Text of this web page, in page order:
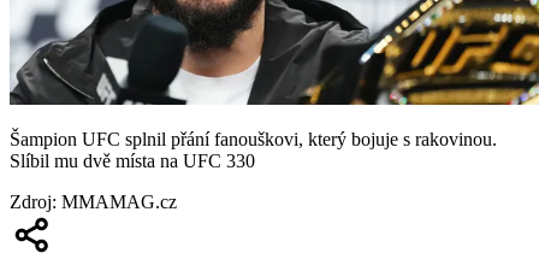
Šampion UFC splnil přání fanouškovi, který bojuje s rakovinou.
Slíbil mu dvě místa na UFC 330
Zdroj: MMAMAG.cz